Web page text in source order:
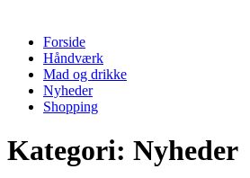
Forside
Håndværk
Mad og drikke
Nyheder
Shopping
Kategori: Nyheder